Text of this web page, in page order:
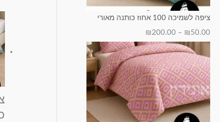
ציפה לשמיכה 100 אחוז כותנה מאורי
₪ 50.00
–
₪ 200.00